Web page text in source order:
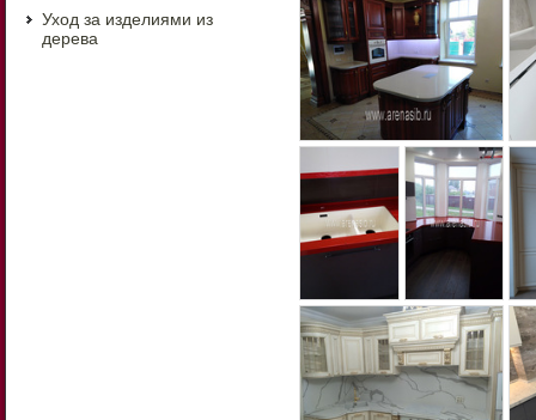
Уход за изделиями из
дерева